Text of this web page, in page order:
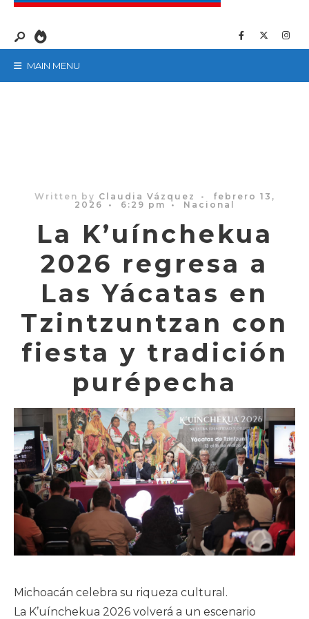
MAIN MENU
Written by Claudia Vázquez •
febrero 13,
2026
• 6:29 pm • Nacional
La K’uínchekua
2026 regresa a
Las Yácatas en
Tzintzuntzan con
fiesta y tradición
purépecha
Michoacán celebra su riqueza cultural.
La K’uínchekua 2026 volverá a un escenario